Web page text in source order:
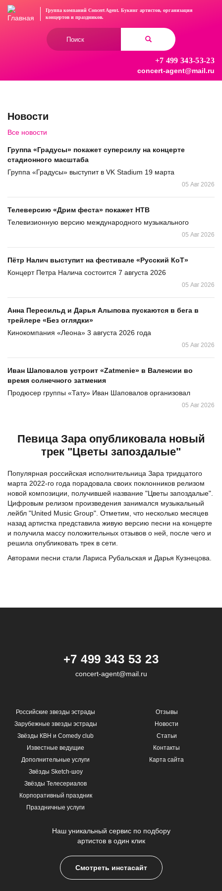
Перейти
Группа компаний Concert Agent. Букинг артистов, организация
концертови праздников.
+7 499 343-53-23
concert-agent@mail.ru
Новости
Все новости
Группа «Градусы» покажет суперсилу на концерте
стадионного масштаба
Группа «Градусы» выступит в VK Stadium 19 марта
05 Авг 2026
Телеверсию «Дрим феста» покажет НТВ
Телевизионную версию международного музыкального
05 Авг 2026
Пётр Налич выступит на фестивале «Русский КоТ»
Концерт Петра Налича состоится 7 августа 2026
05 Авг 2026
Анна Пересильд и Дарья Алыпова пускаются в бега в
трейлере «Без оглядки»
Кинокомпания «Леона» 3 августа 2026 года
05 Авг 2026
Иван Шаповалов устроит «Zatmenie» в Валенсии во
время солнечного затмения
Продюсер группы «Тату» Иван Шаповалов организовал
05 Авг 2026
Певица Зара опубликовала новый
трек "Цветы запоздалые"
Популярная российская исполнительница Зара тридцатого
марта 2022-го года порадовала своих поклонников релизом
новой композиции, получившей название "Цветы запоздалые".
Цифровым релизом произведения занимался музыкальный
лейбл "United Music Group". Отметим, что несколько месяцев
назад артистка представила живую версию песни на концерте
и получила массу положительных отзывов о ней, после чего и
решила опубликовать трек в сети.
Авторами песни стали Лариса Рубальская и Дарья Кузнецова.
+7 499 343 53 23
concert-agent@mail.ru
Российские звезды эстрады
Зарубежные звезды эстрады
Звёзды КВН и Comedy club
Известные ведущие
Дополнительные услуги
Звёзды Sketch-шоу
Звёзды Телесериалов
Корпоративный праздник
Праздничные услуги
Отзывы
Новости
Статьи
Контакты
Карта сайта
Наш уникальный сервис по подбору
артистов в один клик
Смотреть инстасайт